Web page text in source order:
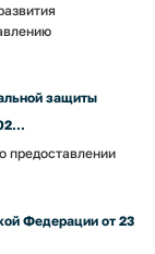
защиты
предоставлении
Федерации от 23